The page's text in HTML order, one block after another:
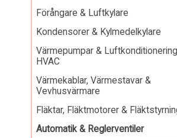
Förångare & Luftkylare
Kondensorer & Kylmedelkylare
Värmepumpar &
HVAC
Värmekablar, Värmestavar &
Vevhusvärmare
Fläktar, Fläktmotorer &
Automatik & Reglerventiler